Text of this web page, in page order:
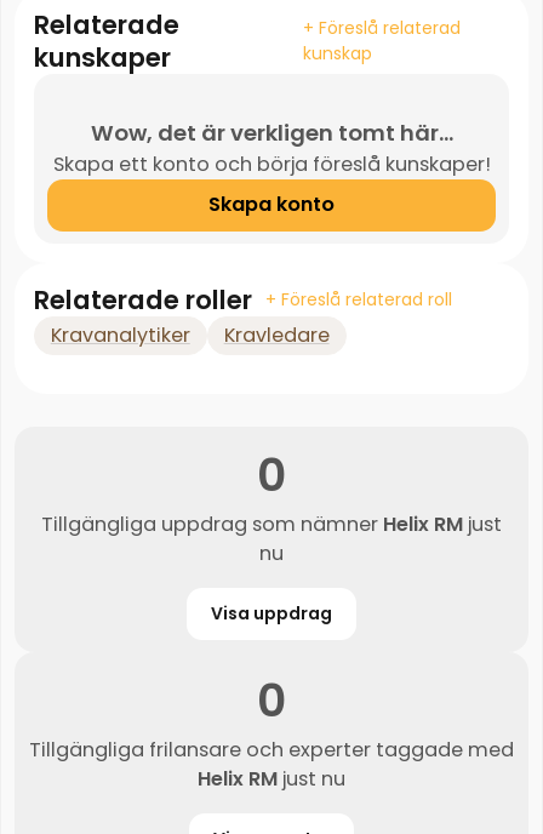
Relaterade
kunskaper
+ Föreslå relaterad
kunskap
Wow, det är verkligen tomt här...
Skapa ett konto och börja föreslå kunskaper!
Skapa konto
Relaterade roller + Föreslå relaterad roll
Kravanalytiker Kravledare
0
Tillgängliga uppdrag som nämner Helix RM just
nu
Visa uppdrag
0
Tillgängliga frilansare och experter taggade med
Helix RM just nu